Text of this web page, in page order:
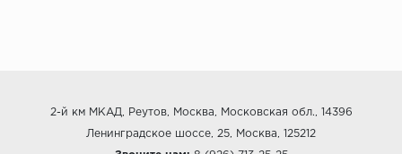
2-й км МКАД, Реутов, Москва, Московская обл., 14396
Ленинградское шоссе, 25, Москва, 125212